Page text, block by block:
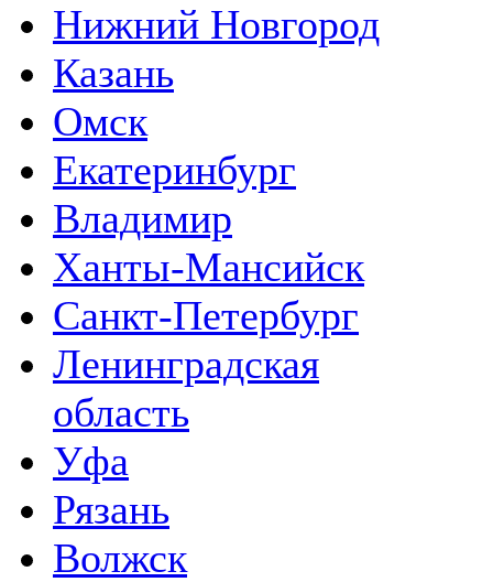
Нижний Новгород
Казань
Омск
Екатеринбург
Владимир
Ханты-Мансийск
Санкт-Петербург
Ленинградская
область
Уфа
Рязань
Волжск